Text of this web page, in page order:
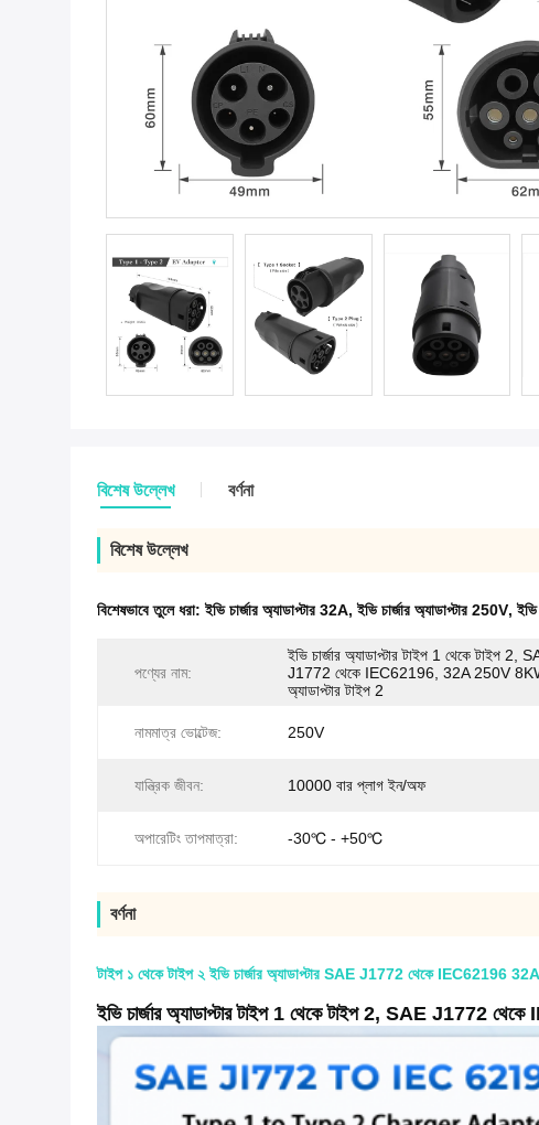
বিশেষ উল্লেখ বর্ণনা
বিশেষ উল্লেখ
বিশেষভাবে তুলে ধরা:ইভি চার্জার অ্যাডাপ্টার 32A,ইভি চার্জার অ্যাডাপ্টার 250V,
পণ্যের নাম:
ইভি চার্জার অ্যাডাপ্টার টাইপ 1 থেকে টাইপ 2,
J1772 থেকে IEC62196, 32A 250V
অ্যাডাপ্টার টাইপ 2
নামমাত্র ভোল্টেজ: 250V
যান্ত্রিক জীবন: 10000 বার প্লাগ ইন/অফ
অপারেটিং তাপমাত্রা: -30℃ - +50℃
বর্ণনা
টাইপ ১ থেকে টাইপ ২ ইভি চার্জার অ্যাডাপ্টার SAE J1772 থেকে IEC62196
ইভি চার্জার অ্যাডাপ্টার টাইপ 1 থেকে টাইপ 2, SAE J1772